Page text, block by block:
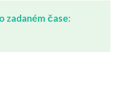
zadaném čase: